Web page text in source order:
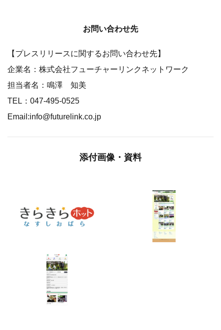
お問い合わせ先
【プレスリリースに関するお問い合わせ先】
企業名：株式会社フューチャーリンクネットワーク
担当者名：鳴澤 知美
TEL：047-495-0525
Email:info@futurelink.co.jp
添付画像・資料